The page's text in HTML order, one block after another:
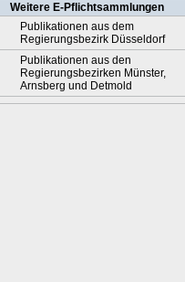
Weitere E-Pflichtsammlungen
Publikationen aus dem
Regierungsbezirk Düsseldorf
Publikationen aus den
Regierungsbezirken Münster,
Arnsberg und Detmold